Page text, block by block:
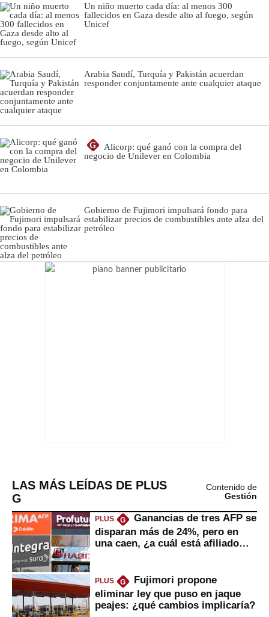
Un niño muerto cada día: al menos 300
fallecidos en Gaza desde alto al fuego, según
Unicef
Arabia Saudí, Turquía y Pakistán acuerdan
responder conjuntamente ante cualquier ataque
G
Alicorp: qué ganó con la compra del
negocio de Unilever en Colombia
Gobierno de Fujimori impulsará fondo para
estabilizar precios de combustibles ante alza del
petróleo
LAS MÁS LEÍDAS DE PLUS
G
Contenido de
Gestión
PLUS G
Ganancias de tres AFP se
disparan más de 24%, pero en
una caen, ¿a cuál está afiliado
PLUS G
Fujimori propone
eliminar ley que puso en jaque
peajes: ¿qué cambios implicaría?